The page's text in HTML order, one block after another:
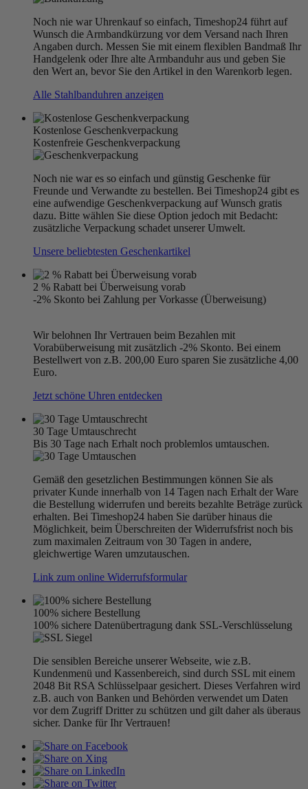
Noch nie war Uhrenkauf so einfach, Timeshop24 führt auf
Wunsch die Armbandkürzung vor dem Versand nach Ihren
Angaben durch. Messen Sie mit einem flexiblen Bandmaß Ihr
Handgelenk oder Ihre alte Armbanduhr aus und geben Sie
den Wert an, bevor Sie den Artikel in den Warenkorb legen.
Alle Stahlbanduhren anzeigen
Kostenlose Geschenkverpackung
Kostenfreie Geschenkverpackung
Noch nie war es so einfach und günstig Geschenke für
Freunde und Verwandte zu bestellen. Bei Timeshop24 gibt es
eine aufwendige Geschenkverpackung auf Wunsch gratis
dazu. Bitte wählen Sie diese Option jedoch mit Bedacht:
zusätzliche Verpackung schadet unserer Umwelt.
Unsere beliebtesten Geschenkartikel
2 % Rabatt bei Überweisung vorab
-2% Skonto bei Zahlung per Vorkasse (Überweisung)
Wir belohnen Ihr Vertrauen beim Bezahlen mit
Vorabüberweisung mit zusätzlich -2% Skonto. Bei einem
Bestellwert von z.B. 200,00 Euro sparen Sie zusätzliche 4,00
Euro.
Jetzt schöne Uhren entdecken
30 Tage Umtauschrecht
Bis 30 Tage nach Erhalt noch problemlos umtauschen.
Gemäß den gesetzlichen Bestimmungen können Sie als
privater Kunde innerhalb von 14 Tagen nach Erhalt der Ware
die Bestellung widerrufen und bereits bezahlte Beträge zurück
erhalten. Bei Timeshop24 haben Sie darüber hinaus die
Möglichkeit, beim Überschreiten der Widerrufsfrist noch bis
zum maximalen Zeitraum von 30 Tagen in andere,
gleichwertige Waren umzutauschen.
Link zum online Widerrufsformular
100% sichere Bestellung
100% sichere Datenübertragung dank SSL-Verschlüsselung
Die sensiblen Bereiche unserer Webseite, wie z.B.
Kundenmenü und Kassenbereich, sind durch SSL mit einem
2048 Bit RSA Schlüsselpaar gesichert. Dieses Verfahren wird
z.B. auch von Banken und Behörden verwendet um Daten
vor dem Zugriff Dritter zu schützen und gilt daher als überaus
sicher. Danke für Ihr Vertrauen!